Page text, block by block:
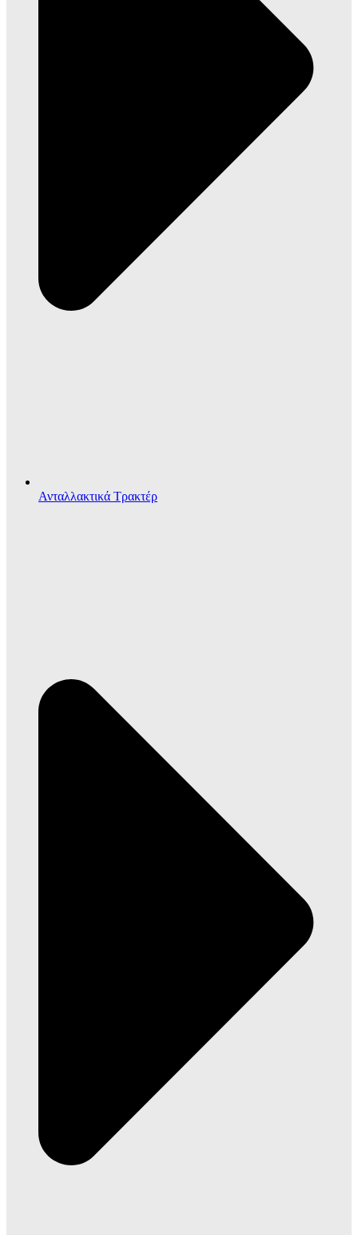
Ανταλλακτικά Τρακτέρ